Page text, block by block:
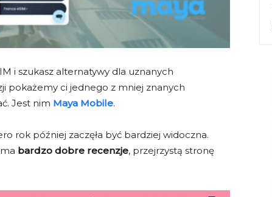
i szukasz alternatywy dla uznanych
pokażemy ci jednego z mniej znanych
Jest nim Maya Mobile.
rok później zaczęła być bardziej widoczna.
bardzo dobre recenzje, przejrzystą stronę